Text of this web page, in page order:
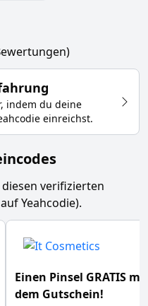
)
indem du deine
einreichst.
verifizierten
Yeahcodie).
Einen Pinsel GRATIS mit
dem Gutschein!